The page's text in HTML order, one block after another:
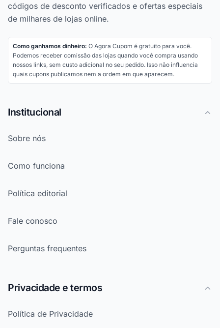
códigos de desconto verificados e ofertas especiais
de milhares de lojas online.
Como ganhamos dinheiro: O Agora Cupom é gratuito para você.
Podemos receber comissão das lojas quando você compra usando
nossos links, sem custo adicional no seu pedido. Isso não influencia
quais cupons publicamos nem a ordem em que aparecem.
Institucional
Sobre nós
Como funciona
Política editorial
Fale conosco
Perguntas frequentes
Privacidade e termos
Política de Privacidade